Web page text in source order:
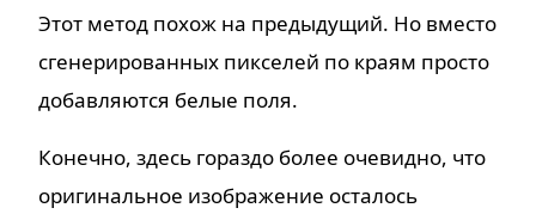
Этот метод похож на предыдущий. Но вместо
сгенерированных пикселей по краям просто
добавляются белые поля.
Конечно, здесь гораздо более очевидно, что
оригинальное изображение осталось